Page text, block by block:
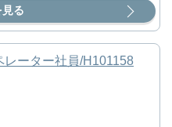
る
ーター社員/H101158